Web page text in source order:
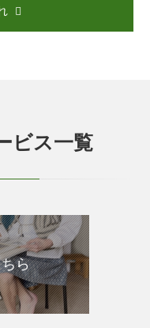
ビス一覧
ら